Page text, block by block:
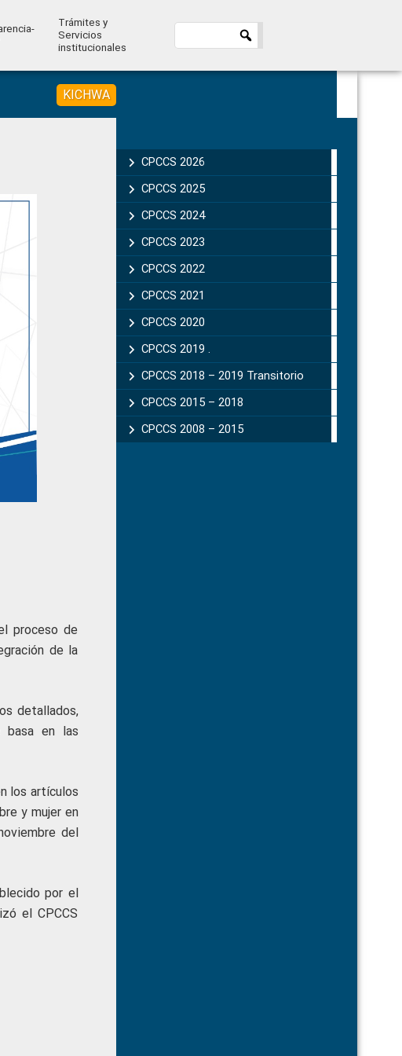
Trámites y
Servicios
institucionales
KICHWA
proceso de
de la
detallados,
basa en las
los artículos
y mujer en
del
por el
el CPCCS
Sidebar
CPCCS 2026
CPCCS 2025
CPCCS 2024
CPCCS 2023
CPCCS 2022
CPCCS 2021
CPCCS 2020
CPCCS 2019 .
CPCCS 2018 – 2019 Transitorio
CPCCS 2015 – 2018
CPCCS 2008 – 2015